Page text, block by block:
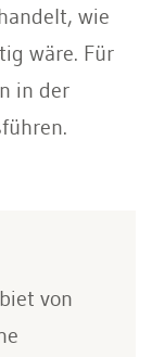
wie
wäre. Für
in der
von